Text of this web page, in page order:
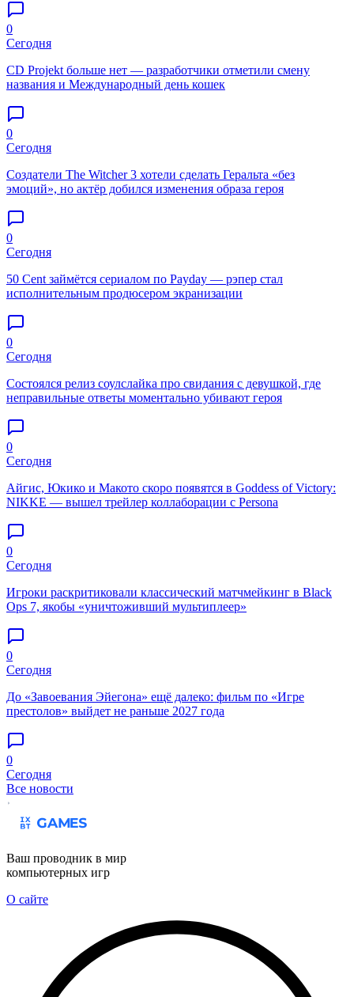
0
Сегодня
CD Projekt больше нет — разработчики отметили смену
названия и Международный день кошек
0
Сегодня
Создатели The Witcher 3 хотели сделать Геральта «без
эмоций», но актёр добился изменения образа героя
0
Сегодня
50 Cent займётся сериалом по Payday — рэпер стал
исполнительным продюсером экранизации
0
Сегодня
Состоялся релиз соулслайка про свидания с девушкой, где
неправильные ответы моментально убивают героя
0
Сегодня
Айгис, Юкико и Макото скоро появятся в Goddess of Victory:
NIKKE — вышел трейлер коллаборации с Persona
0
Сегодня
Игроки раскритиковали классический матчмейкинг в Black
Ops 7, якобы «уничтоживший мультиплеер»
0
Сегодня
До «Завоевания Эйегона» ещё далеко: фильм по «Игре
престолов» выйдет не раньше 2027 года
0
Сегодня
Все новости
Ваш проводник в мир
компьютерных игр
О сайте